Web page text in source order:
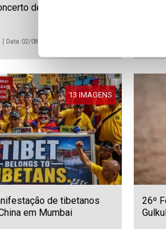
de Anitta em Porto
Data: 02/08/2026 16:26
13 IMAGENS
de tibetanos
em Mumbai
26º